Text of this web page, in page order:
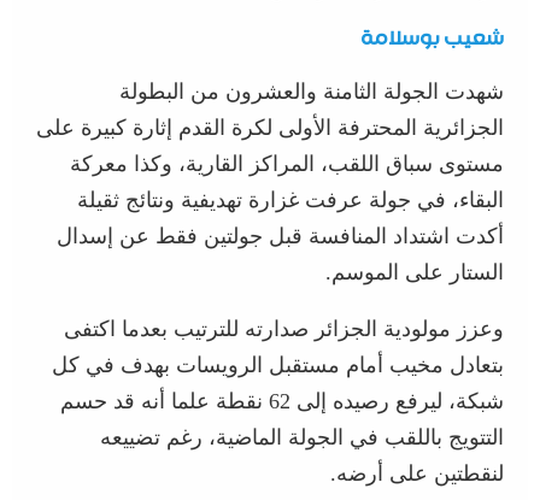
شعيب بوسلامة
شهدت الجولة الثامنة والعشرون من البطولة
الجزائرية المحترفة الأولى لكرة القدم إثارة كبيرة على
مستوى سباق اللقب، المراكز القارية، وكذا معركة
البقاء، في جولة عرفت غزارة تهديفية ونتائج ثقيلة
أكدت اشتداد المنافسة قبل جولتين فقط عن إسدال
الستار على الموسم.
وعزز مولودية الجزائر صدارته للترتيب بعدما اكتفى
بتعادل مخيب أمام مستقبل الرويسات بهدف في كل
شبكة، ليرفع رصيده إلى 62 نقطة علما أنه قد حسم
التتويج باللقب في الجولة الماضية، رغم تضييعه
لنقطتين على أرضه.